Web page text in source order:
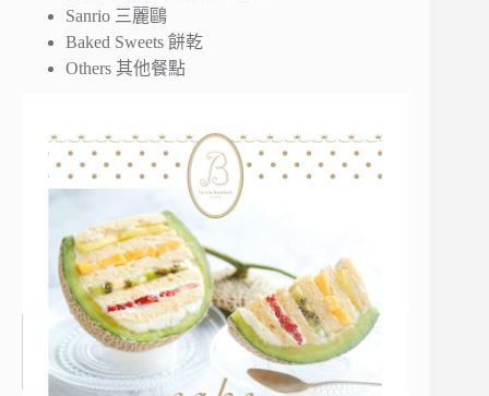
Sanrio 三麗鷗
Baked Sweets 餅乾
Others 其他餐點